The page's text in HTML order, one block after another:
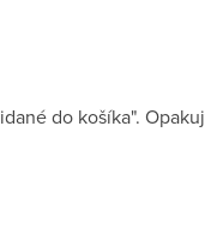
do košíka".